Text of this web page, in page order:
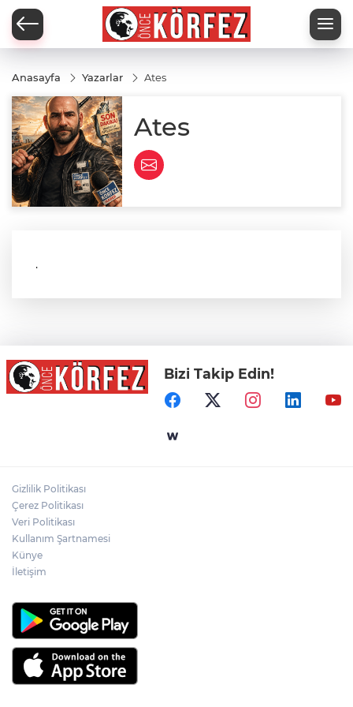
Anasayfa Yazarlar Ates
Ates
.
Bizi Takip Edin!
Gizlilik Politikası
Çerez Politikası
Veri Politikası
Kullanım Şartnamesi
Künye
İletişim